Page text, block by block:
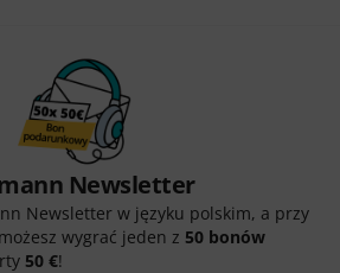
Newsletter
Newsletter w języku polskim, a przy
wygrać jeden z 50 bonów
50 €!